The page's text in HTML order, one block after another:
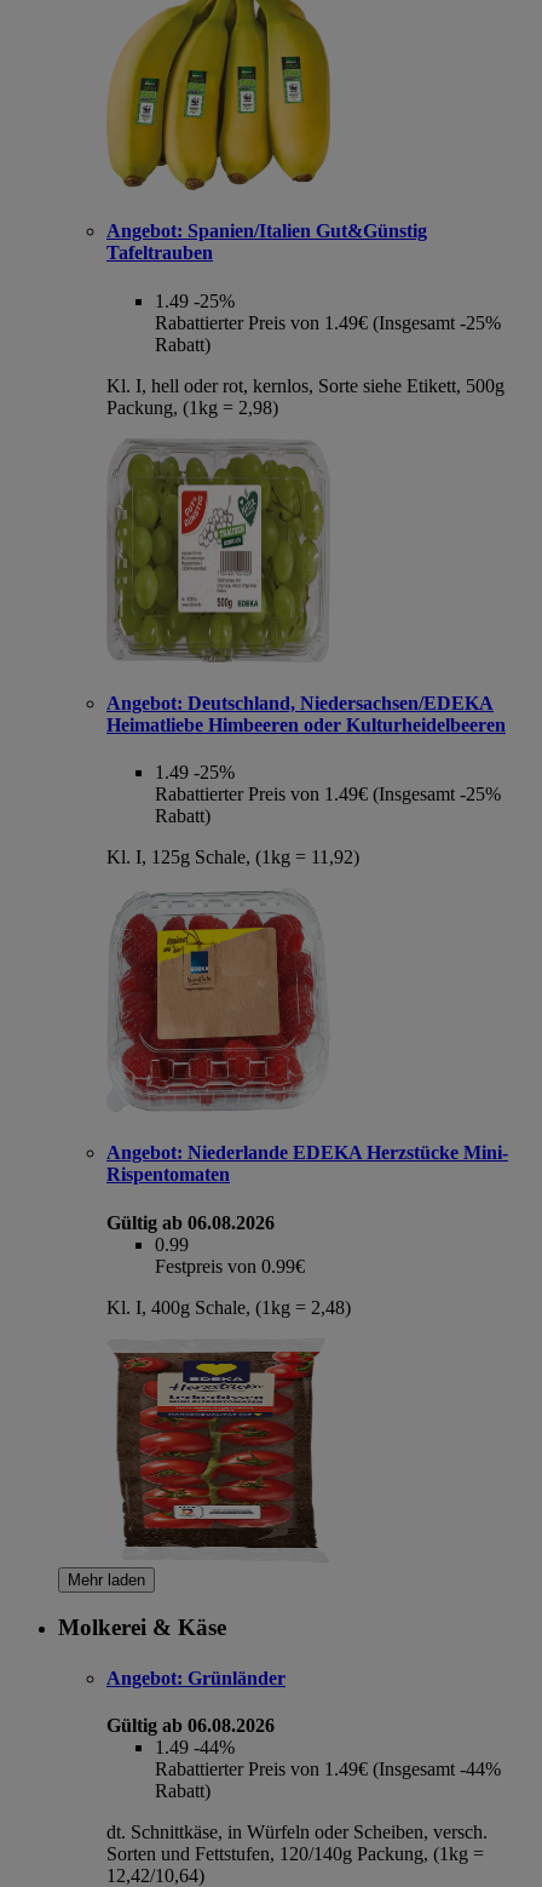
Angebot: Spanien/Italien Gut&Günstig
Tafeltrauben
1.49 -25%
Rabattierter Preis von 1.49€ (Insgesamt -25%
Rabatt)
Kl. I, hell oder rot, kernlos, Sorte siehe Etikett, 500g
Packung, (1kg = 2,98)
Angebot: Deutschland, Niedersachsen/EDEKA
Heimatliebe Himbeeren oder Kulturheidelbeeren
1.49 -25%
Rabattierter Preis von 1.49€ (Insgesamt -25%
Rabatt)
Kl. I, 125g Schale, (1kg = 11,92)
Angebot: Niederlande EDEKA Herzstücke Mini-
Rispentomaten
Gültig ab 06.08.2026
0.99
Festpreis von 0.99€
Kl. I, 400g Schale, (1kg = 2,48)
Mehr laden
Molkerei & Käse
Angebot: Grünländer
Gültig ab 06.08.2026
1.49 -44%
Rabattierter Preis von 1.49€ (Insgesamt -44%
Rabatt)
dt. Schnittkäse, in Würfeln oder Scheiben, versch.
Sorten und Fettstufen, 120/140g Packung, (1kg =
12,42/10,64)